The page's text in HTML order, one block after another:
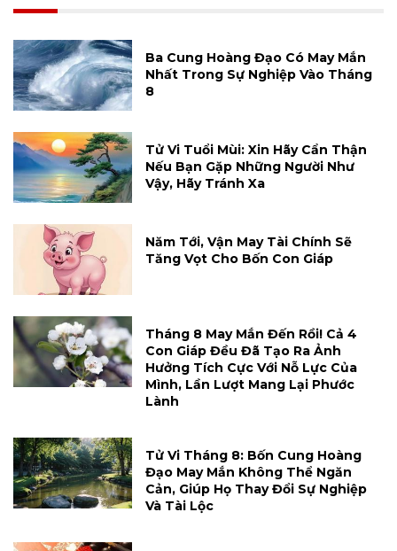
Ba Cung Hoàng Đạo Có May Mắn
Nhất Trong Sự Nghiệp Vào Tháng
8
Tử Vi Tuổi Mùi: Xin Hãy Cẩn Thận
Nếu Bạn Gặp Những Người Như
Vậy, Hãy Tránh Xa
Năm Tới, Vận May Tài Chính Sẽ
Tăng Vọt Cho Bốn Con Giáp
Tháng 8 May Mắn Đến Rồi! Cả 4
Con Giáp Đều Đã Tạo Ra Ảnh
Hưởng Tích Cực Với Nỗ Lực Của
Mình, Lần Lượt Mang Lại Phước
Lành
Tử Vi Tháng 8: Bốn Cung Hoàng
Đạo May Mắn Không Thể Ngăn
Cản, Giúp Họ Thay Đổi Sự Nghiệp
Và Tài Lộc